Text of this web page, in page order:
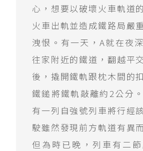
心，想要以破壞火車軌道
火車出軌並造成鐵路局嚴
洩恨。有一天，A就在夜
往家附近的鐵道，翻越平
後，撬開鐵軌跟枕木間的
鐵鎚將鐵軌敲離約2公分
有一列自強號列車將行經
駛雖然發現前方軌道有異
但為時已晚，列車有二